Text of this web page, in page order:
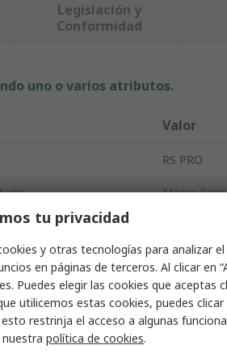
Legislación y
Conformidad
uno o varios atributos.
Valor
RS PRO
Motor
1Nm
2.3V
56.4 x 56.4
tu privacidad
y otras tecnologías para analizar
en páginas de terceros. Al clicar en
Puedes elegir las cookies que aceptas
utilicemos estas cookies, puedes clicar
restrinja el acceso a algunas
política de cookies.